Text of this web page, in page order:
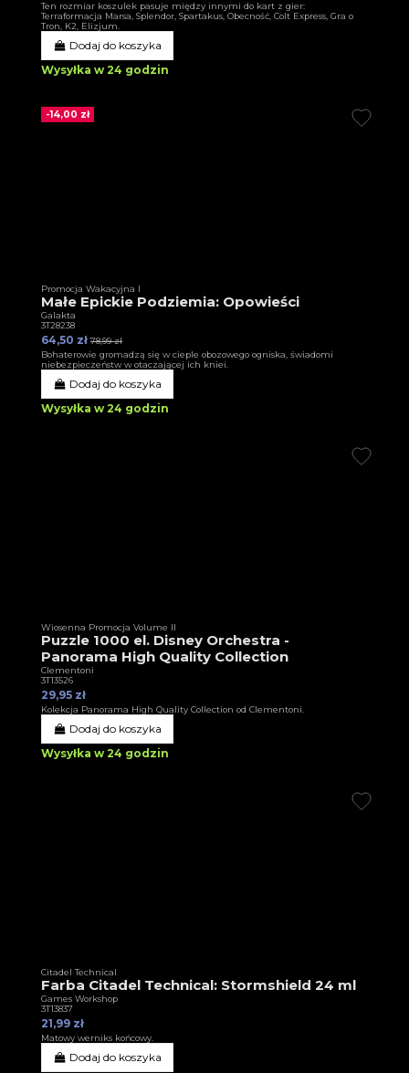
Ten rozmiar koszulek pasuje między innymi do kart z gier:
Terraformacja Marsa, Splendor, Spartakus, Obecność, Colt Express, Gra o
Tron, K2, Elizjum.
Dodaj do koszyka
Wysyłka w 24 godzin
-14,00 zł
Promocja Wakacyjna I
Małe Epickie Podziemia: Opowieści
Galakta
3T28238
64,50 zł 78,99 zł
Bohaterowie gromadzą się w cieple obozowego ogniska, świadomi
niebezpieczeństw w otaczającej ich kniei.
Dodaj do koszyka
Wysyłka w 24 godzin
Wiosenna Promocja Volume II
Puzzle 1000 el. Disney Orchestra -
Panorama High Quality Collection
Clementoni
3T13526
29,95 zł
Kolekcja Panorama High Quality Collection od Clementoni.
Dodaj do koszyka
Wysyłka w 24 godzin
Citadel Technical
Farba Citadel Technical: Stormshield 24 ml
Games Workshop
3T13837
21,99 zł
Matowy werniks końcowy.
Dodaj do koszyka